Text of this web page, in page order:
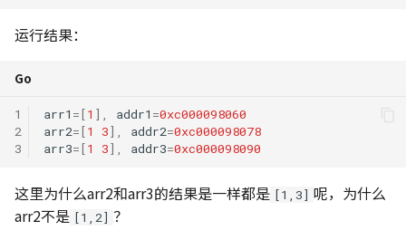
运行结果：
Go
1
2
3
arr1 =[1 ], addr1 =0xc000098060
arr2=[1 3], addr2=0xc000098078
arr3=[1 3], addr3=0xc000098090
这里为什么arr2和arr3的结果是一样都是 [1,3] 呢，为什么
arr2不是 [1,2] ？